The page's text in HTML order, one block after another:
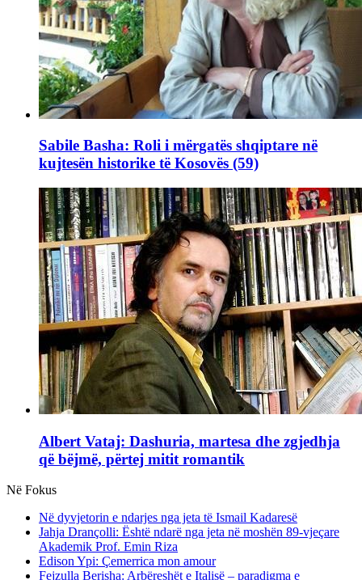
Sabile Basha: Roli i mërgatës shqiptare në
kujtesën historike të Kosovës (59)
Albert Vataj: Dashuria, martesa dhe zgjedhja
që bëjmë, përtej mitit romantik
Në Fokus
Në dyvjetorin e ndarjes nga jeta të Ismail Kadaresë
Jahja Drançolli: Është ndarë nga jeta në moshën 89-vjeçare
Akademik Prof. Emin Riza
Edison Ypi: Çemerrica mon amour
Fejzulla Berisha: Arbëreshët e Italisë – paradigma e